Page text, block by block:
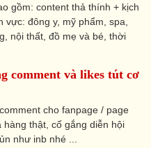
gồm: content thả thính + kịch
đông y, mỹ phẩm, spa,
nội thất, đồ mẹ và bé, thời
comment và likes tút cơ
cho fanpage / page
thật, cố gắng diễn hội
như inb nhé ...